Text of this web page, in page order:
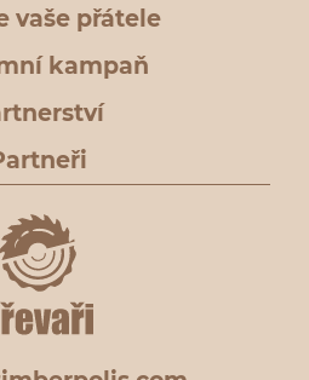
vaše přátele
kampaň